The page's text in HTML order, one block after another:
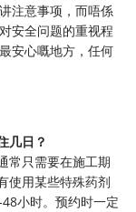
注意事项，而唔係
安全问题的重视程
安心嘅地方，任何
几日？
常只需要在施工期
使用某些特殊药剂
小时。预约时一定